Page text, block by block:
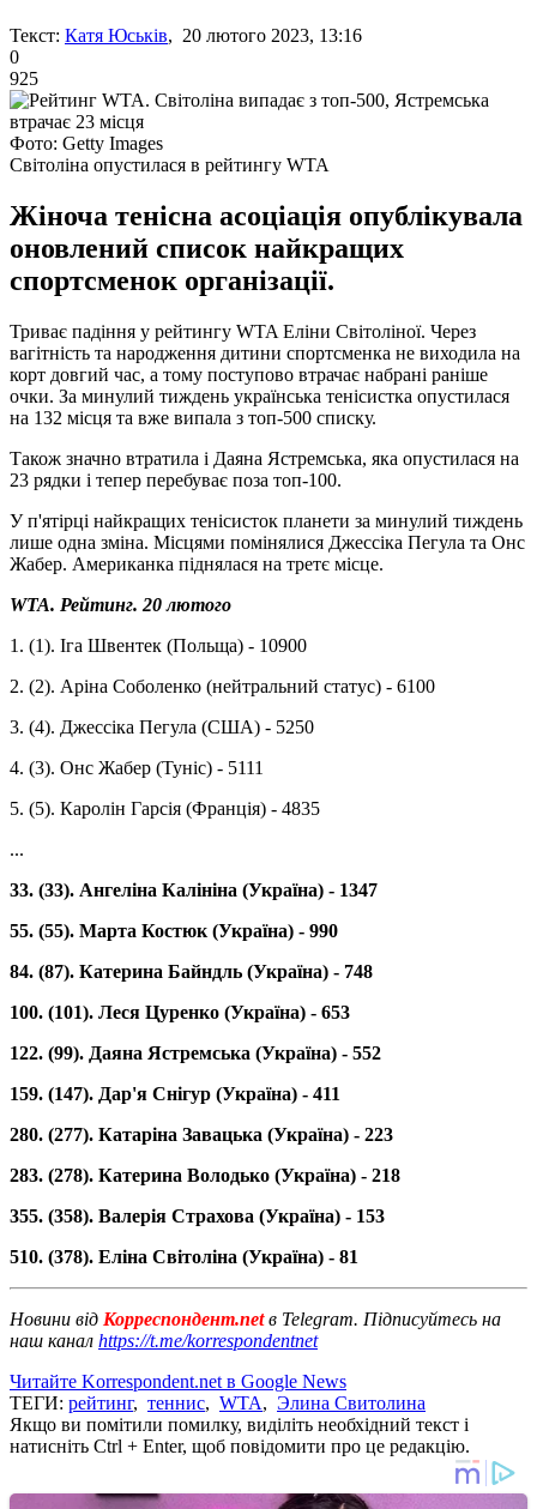
Текст: Катя Юськів, 20 лютого 2023, 13:16
0
925
Фото: Getty Images
Світоліна опустилася в рейтингу WTA
Жіноча тенісна асоціація опублікувала
оновлений список найкращих
спортсменок організації.
Триває падіння у рейтингу WTA Еліни Світоліної. Через
вагітність та народження дитини спортсменка не виходила на
корт довгий час, а тому поступово втрачає набрані раніше
очки. За минулий тиждень українська тенісистка опустилася
на 132 місця та вже випала з топ-500 списку.
Також значно втратила і Даяна Ястремська, яка опустилася на
23 рядки і тепер перебуває поза топ-100.
У п'ятірці найкращих тенісисток планети за минулий тиждень
лише одна зміна. Місцями помінялися Джессіка Пегула та Онс
Жабер. Американка піднялася на третє місце.
WTA. Рейтинг. 20 лютого
1. (1). Іга Швентек (Польща) - 10900
2. (2). Аріна Соболенко (нейтральний статус) - 6100
3. (4). Джессіка Пегула (США) - 5250
4. (3). Онс Жабер (Туніс) - 5111
5. (5). Каролін Гарсія (Франція) - 4835
...
33. (33). Ангеліна Калініна (Україна) - 1347
55. (55). Марта Костюк (Україна) - 990
84. (87). Катерина Байндль (Україна) - 748
100. (101). Леся Цуренко (Україна) - 653
122. (99). Даяна Ястремська (Україна) - 552
159. (147). Дар'я Снігур (Україна) - 411
280. (277). Катаріна Завацька (Україна) - 223
283. (278). Катерина Володько (Україна) - 218
355. (358). Валерія Страхова (Україна) - 153
510. (378). Еліна Світоліна (Україна) - 81
Новини від Корреспондент.netв Telegram. Підписуйтесь на
наш канал https://t.me/korrespondentnet
Читайте Korrespondent.net в Google News
ТЕГИ: рейтинг, теннис, WTA, Элина Свитолина
Якщо ви помітили помилку, виділіть необхідний текст і
натисніть Ctrl + Enter, щоб повідомити про це редакцію.